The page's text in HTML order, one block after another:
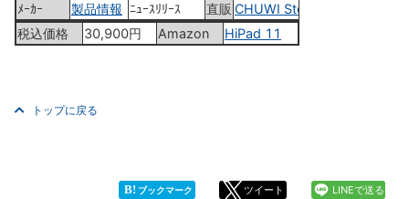
ﾒｰｶｰ
製品情報 ﾆｭｰｽﾘﾘｰｽ 直販 CHUWI Store
税込価格
30,900円 Amazon HiPad 11
トップに戻る
B! ブックマーク ツイート LINEで送る